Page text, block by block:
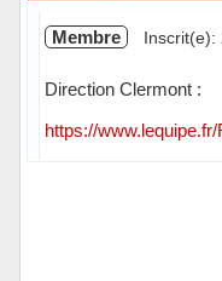
Membre Inscrit(e):
Direction Clermont :
https://